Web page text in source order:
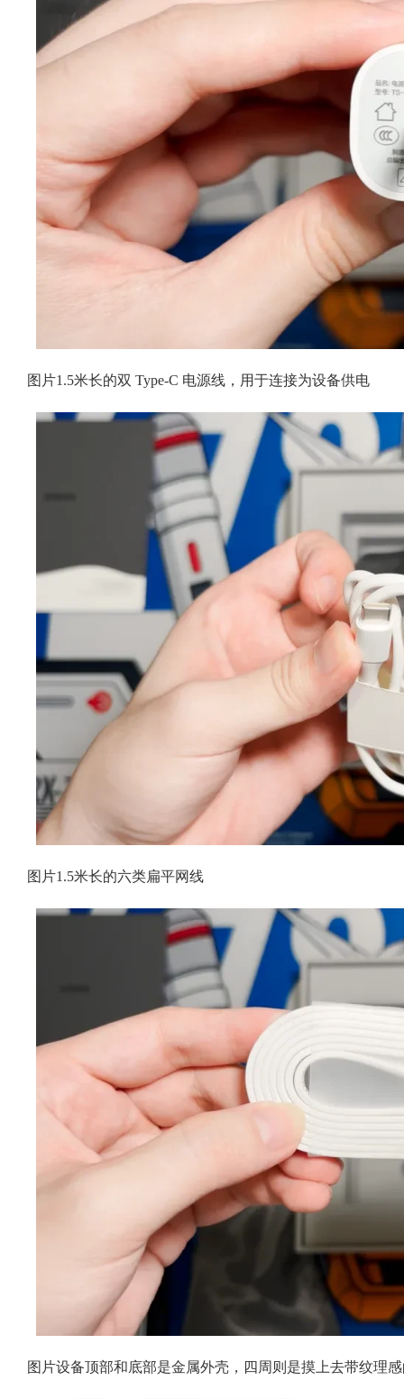
图片1.5米长的双 Type-C 电源线，用于连接为设备供电
图片1.5米长的六类扁平网线
图片设备顶部和底部是金属外壳，四周则是摸上去带纹理